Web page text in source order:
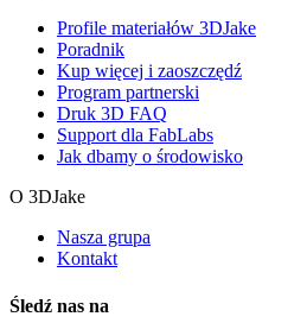
Profile materiałów 3DJake
Poradnik
Kup więcej i zaoszczędź
Program partnerski
Druk 3D FAQ
Support dla FabLabs
Jak dbamy o środowisko
O 3DJake
Nasza grupa
Kontakt
Śledź nas na